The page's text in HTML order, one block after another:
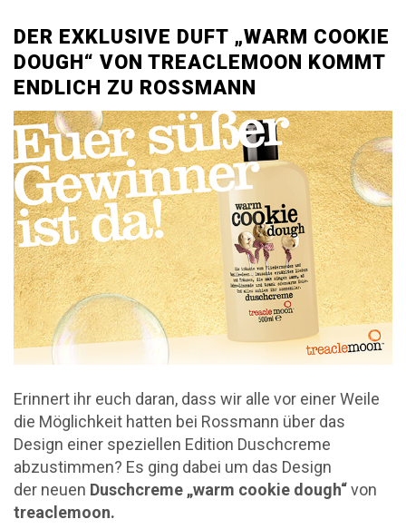
DER EXKLUSIVE DUFT „WARM COOKIE
DOUGH“ VON TREACLEMOON KOMMT
ENDLICH ZU ROSSMANN
Erinnert ihr euch daran, dass wir alle vor einer Weile
die Möglichkeit hatten bei Rossmann über das
Design einer speziellen Edition Duschcreme
abzustimmen? Es ging dabei um das Design
der neuen Duschcreme „warm cookie dough“von
treaclemoon.